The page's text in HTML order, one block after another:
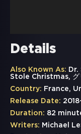
Details
Also Known As: Dr.
Stole Christmas, グ
Country: France,
Release Date:
Duration: 82
Writers: Michael